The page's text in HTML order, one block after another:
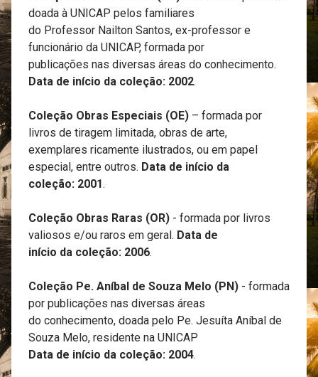
doada à UNICAP pelos familiares
do Professor Nailton Santos, ex-professor e
funcionário da UNICAP, formada por
publicações nas diversas áreas do conhecimento.
Data de início da coleção: 2002.
Coleção Obras Especiais (OE) – formada por
livros de tiragem limitada, obras de arte,
exemplares ricamente ilustrados, ou em papel
especial, entre outros. Data de início da
coleção: 2001.
Coleção Obras Raras (OR) - formada por livros
valiosos e/ou raros em geral. Data de
início da coleção: 2006.
Coleção Pe. Aníbal de Souza Melo (PN) - formada
por publicações nas diversas áreas
do conhecimento, doada pelo Pe. Jesuíta Aníbal de
Souza Melo, residente na UNICAP
Data de início da coleção: 2004.